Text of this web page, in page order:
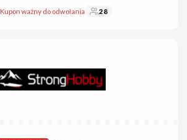
Kupon ważny do odwołania 28